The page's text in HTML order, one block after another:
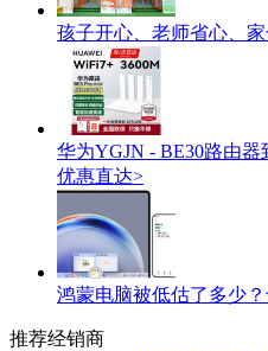
孩子开心、老师省心、
华为YGJN - BE30路由器
优惠直达>
鸿蒙电脑被低估了多少
推荐经销商